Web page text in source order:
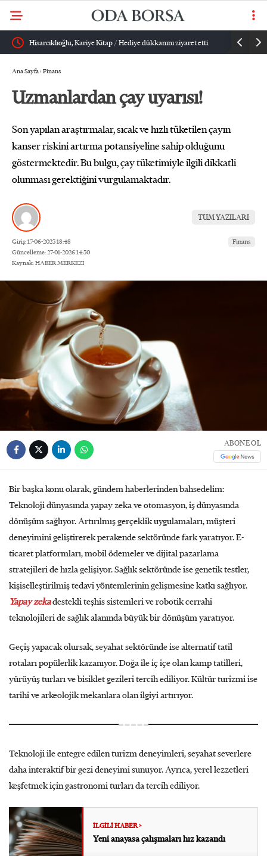
Kitap / Hediye dükkanını ziyaret etti Hisarcıklıoğlu, KAGİDER üyeleriyle
Ana Sayfa› Finans
Uzmanlardan çay uyarısı!
Son yapılan araştırmalar, sıcak ve hızlı tüketilen çayın
kanser riskini artırma potansiyeline sahip olduğunu
göstermektedir. Bu bulgu, çay tüketimiyle ilgili dikkatli
olunması gerektiğini vurgulamaktadır.
TÜM YAZILARI
Giriş: 17-06-2023 18:48
Güncelleme: 27-01-2026 14:30
Kaynak: HABER MERKEZİ
Finans
ABONE OL
Bir başka konu olarak, gündem haberlerinden bahsedelim:
Teknoloji dünyasında yapay zeka ve otomasyon, iş dünyasında
dönüşüm sağlıyor. Artırılmış gerçeklik uygulamaları, müşteri
deneyimini geliştirerek perakende sektöründe fark yaratıyor. E-
ticaret platformları, mobil ödemeler ve dijital pazarlama
stratejileri de hızla gelişiyor. Sağlık sektöründe ise genetik testler,
kişiselleştirilmiş tedavi yöntemlerinin gelişmesine katkı sağlıyor.
Yapay zekadestekli teşhis sistemleri ve robotik cerrahi
teknolojileri de sağlık alanında büyük bir dönüşüm yaratıyor.
Geçiş yapacak olursak, seyahat sektöründe ise alternatif tatil
rotaları popülerlik kazanıyor. Doğa ile iç içe olan kamp tatilleri,
yürüyüş turları ve bisiklet gezileri tercih ediliyor. Kültür turizmi ise
tarihi ve arkeolojik mekanlara olan ilgiyi artırıyor.
Teknoloji ile entegre edilen turizm deneyimleri, seyahat severlere
daha interaktif bir gezi deneyimi sunuyor. Ayrıca, yerel lezzetleri
keşfetmek için gastronomi turları da tercih ediliyor.
Yeni anayasa çalışmaları hız kazandı